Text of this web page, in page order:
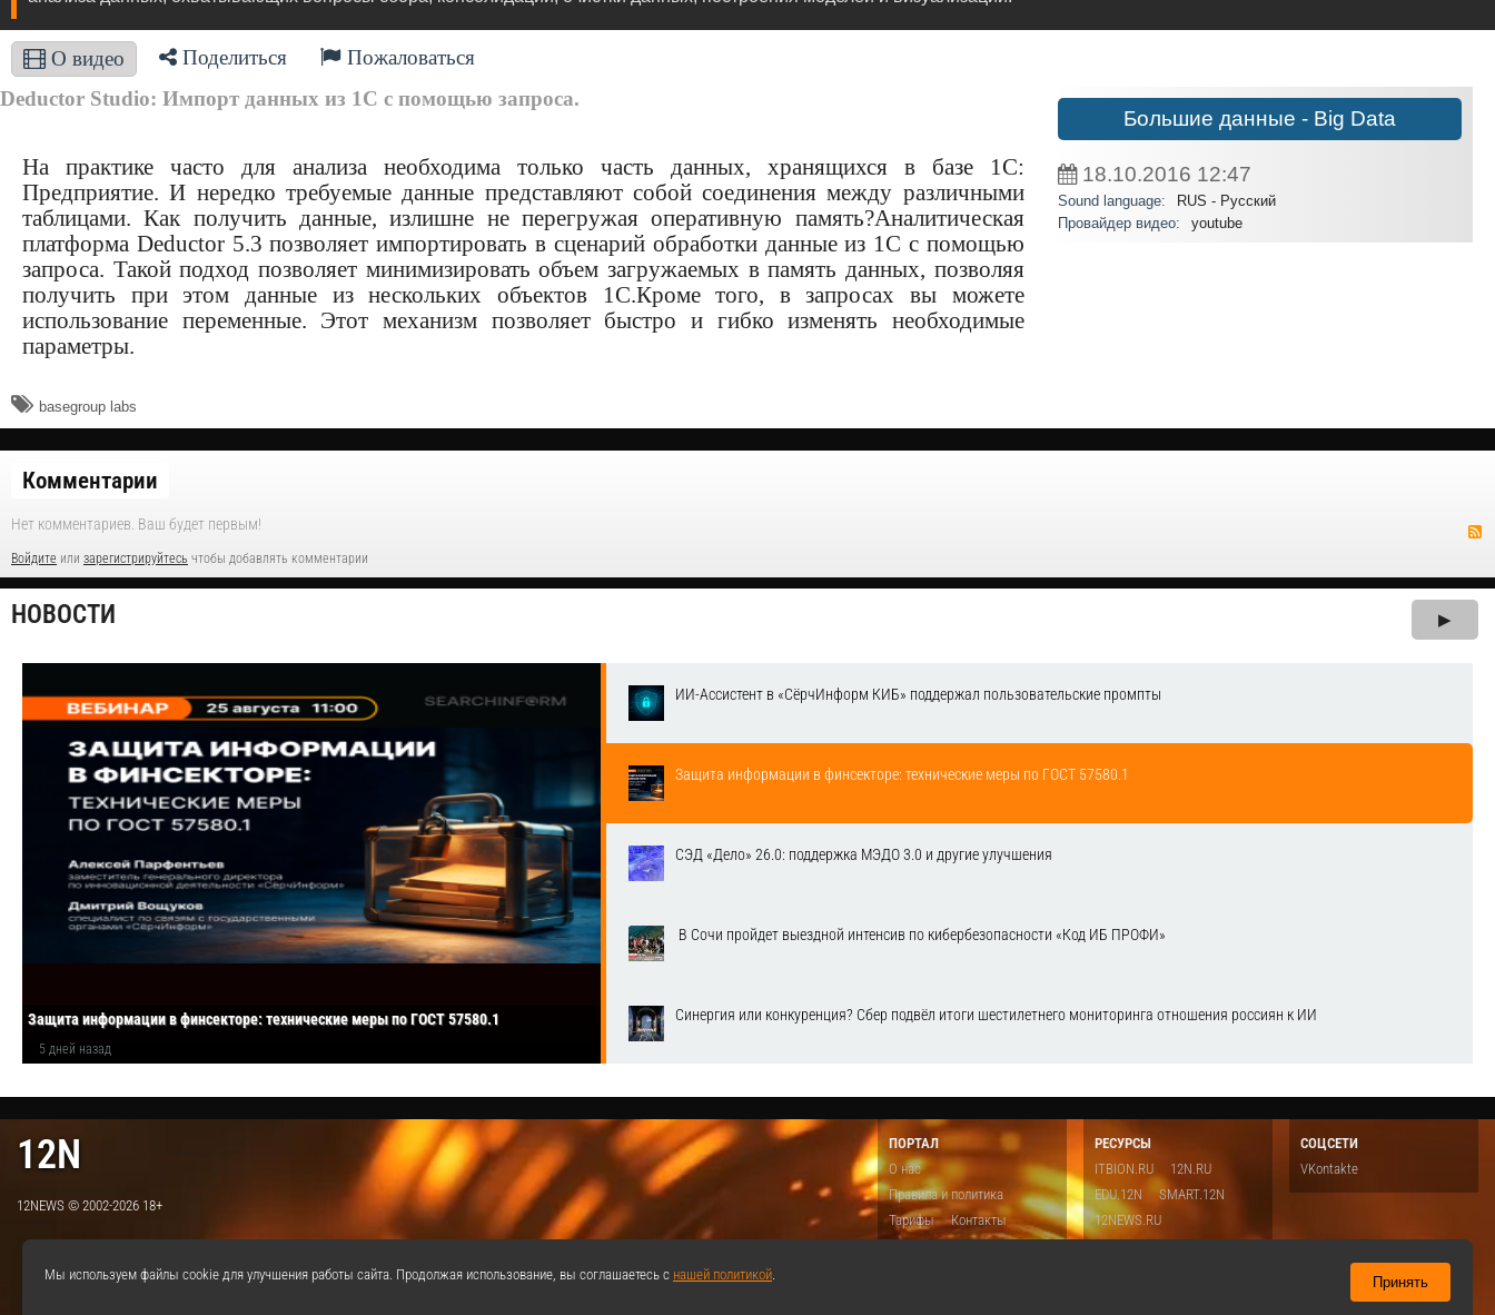
О видео Поделиться
Пожаловаться
Deductor Studio: Импорт данных из 1С с помощью запроса.
На практике часто для анализа необходима только часть данных, хранящихся в базе 1С:
Предприятие. И нередко требуемые данные представляют собой соединения между различными
таблицами. Как получить данные, излишне не перегружая оперативную память?Аналитическая
платформа Deductor 5.3 позволяет импортировать в сценарий обработки данные из 1С с помощью
запроса. Такой подход позволяет минимизировать объем загружаемых в память данных, позволяя
получить при этом данные из нескольких объектов 1С.Кроме того, в запросах вы можете
использование переменные. Этот механизм позволяет быстро и гибко изменять необходимые
параметры.
basegroup labs
Большие данные - Big Data
18.10.2016 12:47
Sound language:
RUS - Русский
Провайдер видео:
youtube
Комментарии
Нет комментариев. Ваш будет первым!
Войдите или зарегистрируйтесь чтобы добавлять комментарии
НОВОСТИ ▶
Защита информации в финсекторе: технические меры по ГОСТ 57580.1
5 дней назад
ИИ-Ассистент в «СёрчИнформ КИБ» поддержал пользовательские промпты
Защита информации в финсекторе: технические меры по ГОСТ 57580.1
СЭД «Дело» 26.0: поддержка МЭДО 3.0 и другие улучшения
​ В Сочи пройдет выездной интенсив по кибербезопасности «Код ИБ ПРОФИ»
Синергия или конкуренция? Сбер подвёл итоги шестилетнего мониторинга отношения россиян к ИИ
12N
12NEWS © 2002-2026 18+
ПОРТАЛ
О нас
Правила и политика
Тарифы
Контакты
Предложить видео
Топ
РЕСУРСЫ
ITBION.RU
12N.RU
EDU.12N
SMART.12N
12NEWS.RU
СОЦСЕТИ
VKontakte
Мы используем файлы cookie для улучшения работы сайта. Продолжая использование, вы соглашаетесь с нашей политикой. Принять